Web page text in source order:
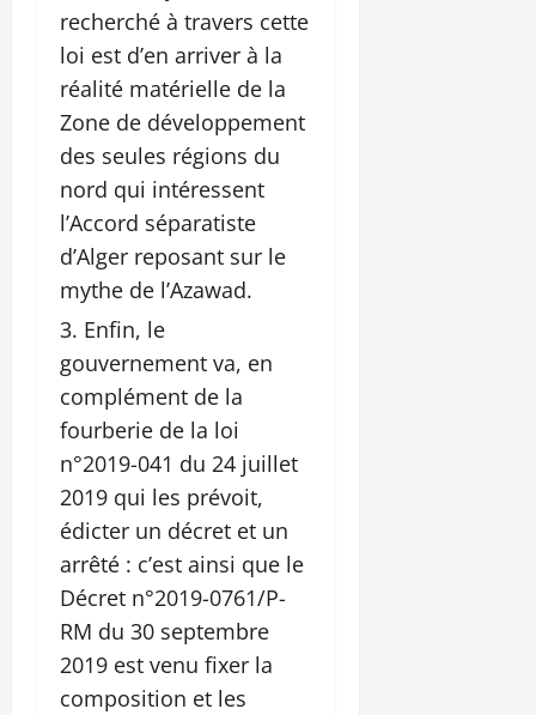
recherché à travers cette
loi est d’en arriver à la
réalité matérielle de la
Zone de développement
des seules régions du
nord qui intéressent
l’Accord séparatiste
d’Alger reposant sur le
mythe de l’Azawad.
Enfin, le
gouvernement va, en
complément de la
fourberie de la loi
n°2019-041 du 24 juillet
2019 qui les prévoit,
édicter un décret et un
arrêté : c’est ainsi que le
Décret n°2019-0761/P-
RM du 30 septembre
2019 est venu fixer la
composition et les